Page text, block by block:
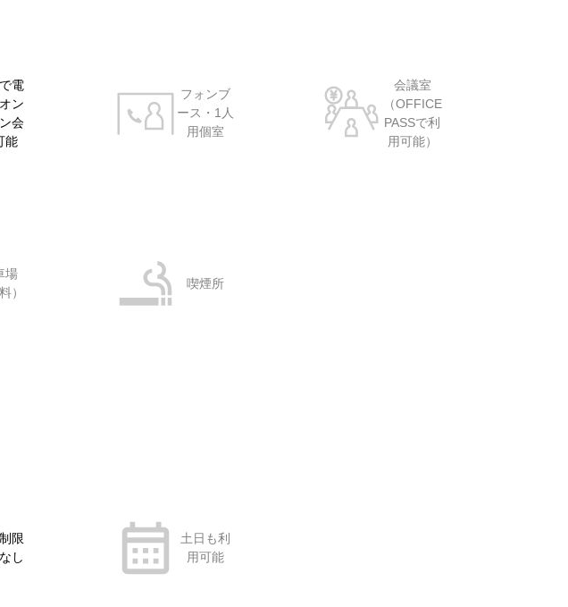
電
ン
会
能
フォンブ
ース・1人
用個室
会議室
（OFFICE
PASSで利
用可能）
場
）
喫煙所
限
し
土日も利
用可能